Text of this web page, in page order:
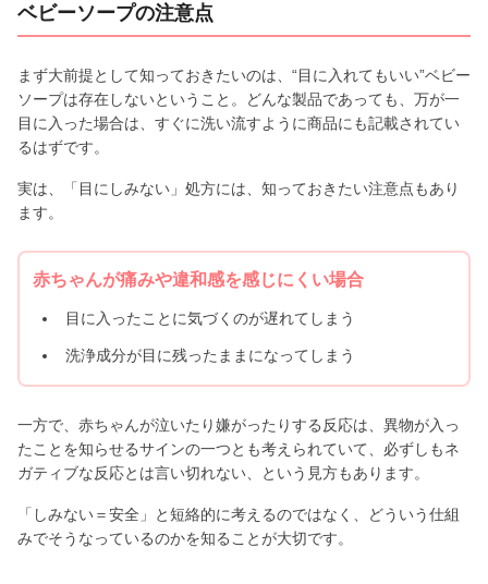
ベビーソープの注意点
まず大前提として知っておきたいのは、“目に入れてもいい”ベビー
ソープは存在しないということ。どんな製品であっても、万が一
目に入った場合は、すぐに洗い流すように商品にも記載されてい
るはずです。
実は、「目にしみない」処方には、知っておきたい注意点もあり
ます。
赤ちゃんが痛みや違和感を感じにくい場合
目に入ったことに気づくのが遅れてしまう
洗浄成分が目に残ったままになってしまう
一方で、赤ちゃんが泣いたり嫌がったりする反応は、異物が入っ
たことを知らせるサインの一つとも考えられていて、必ずしもネ
ガティブな反応とは言い切れない、という見方もあります。
「しみない＝安全」と短絡的に考えるのではなく、どういう仕組
みでそうなっているのかを知ることが大切です。